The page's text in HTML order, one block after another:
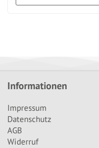
Informationen
Impressum
Datenschutz
AGB
Widerruf